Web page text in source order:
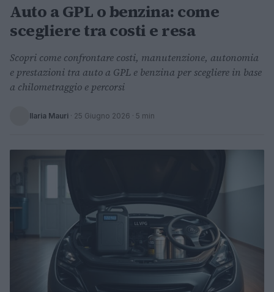
Auto a GPL o benzina: come
scegliere tra costi e resa
Scopri come confrontare costi, manutenzione, autonomia
e prestazioni tra auto a GPL e benzina per scegliere in base
a chilometraggio e percorsi
Ilaria Mauri · 25 Giugno 2026 · 5 min